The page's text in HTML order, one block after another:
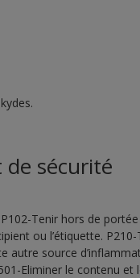
sécurité
Tenir hors de
ou l’étiquette.
source
Eliminer le contenu